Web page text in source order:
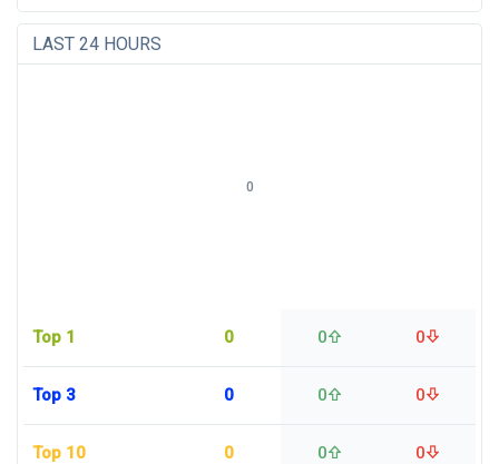
LAST 24 HOURS
Top 1 0 0 0
Top 3 0 0 0
Top 10 0 0 0
0